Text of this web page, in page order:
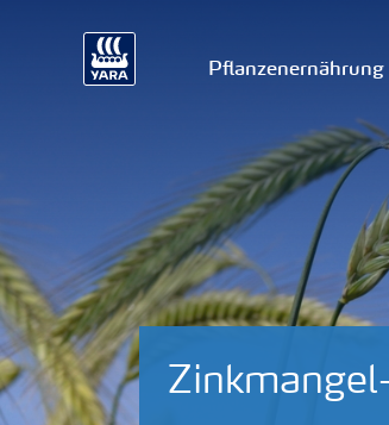
Pflanzenernährung